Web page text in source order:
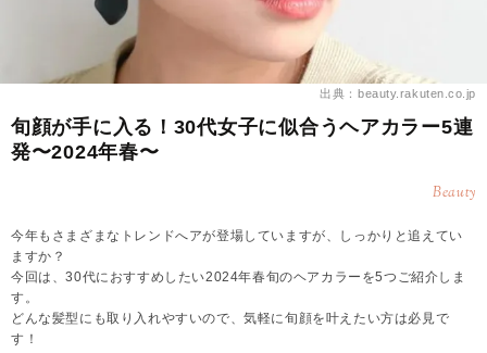
出典：beauty.rakuten.co.jp
旬顔が手に入る！30代女子に似合うヘアカラー5連
発〜2024年春〜
Beauty
今年もさまざまなトレンドへアが登場していますが、しっかりと追えてい
ますか？
今回は、30代におすすめしたい2024年春旬のヘアカラーを5つご紹介しま
す。
どんな髪型にも取り入れやすいので、気軽に旬顔を叶えたい方は必見で
す！